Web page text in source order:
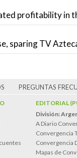
profitability in
sparing TV
PREGUNTAS
EDITORIAL
División:
A Diario
Convergencia
Convergencia
Mapas de